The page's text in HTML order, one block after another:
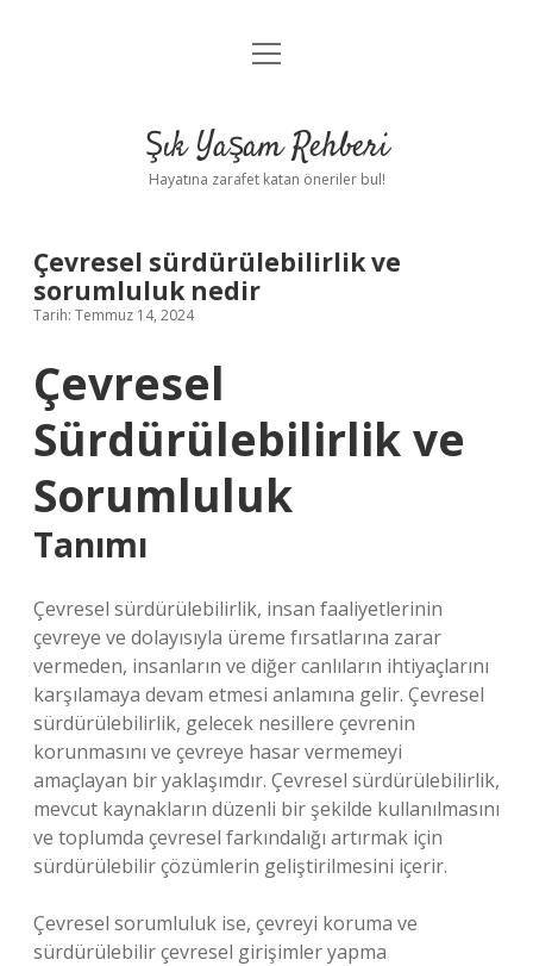
Anasayfa
Yasal Uyarı
menüyü
Şık Yaşam Rehberi
Hayatına zarafet katan öneriler bul!
Çevresel sürdürülebilirlik ve
sorumluluk nedir
Tarih: Temmuz 14, 2024
Çevresel
Sürdürülebilirlik ve
Sorumluluk
Tanımı
Çevresel sürdürülebilirlik, insan faaliyetlerinin
çevreye ve dolayısıyla üreme fırsatlarına zarar
vermeden, insanların ve diğer canlıların ihtiyaçlarını
karşılamaya devam etmesi anlamına gelir. Çevresel
sürdürülebilirlik, gelecek nesillere çevrenin
korunmasını ve çevreye hasar vermemeyi
amaçlayan bir yaklaşımdır. Çevresel sürdürülebilirlik,
mevcut kaynakların düzenli bir şekilde kullanılmasını
ve toplumda çevresel farkındalığı artırmak için
sürdürülebilir çözümlerin geliştirilmesini içerir.
Çevresel sorumluluk ise, çevreyi koruma ve
sürdürülebilir çevresel girişimler yapma